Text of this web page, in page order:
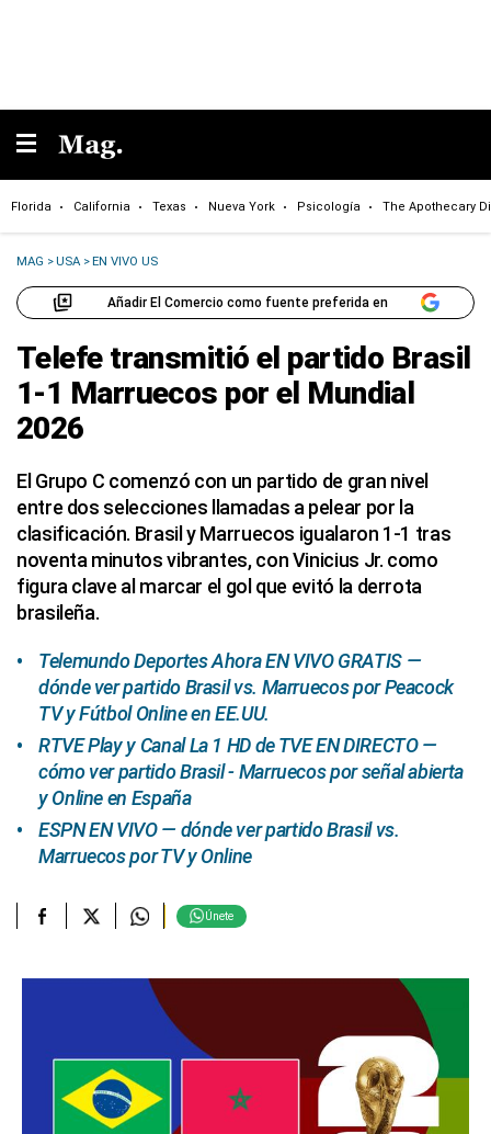
Florida California Texas Nueva York Psicología The Apothecary
MAG >USA >EN VIVO US
Añadir El Comercio como fuente preferida en
Telefe transmitió el partido Brasil
1-1 Marruecos por el Mundial
2026
El Grupo C comenzó con un partido de gran nivel
entre dos selecciones llamadas a pelear por la
clasificación. Brasil y Marruecos igualaron 1-1 tras
noventa minutos vibrantes, con Vinicius Jr. como
figura clave al marcar el gol que evitó la derrota
brasileña.
Telemundo Deportes Ahora EN VIVO GRATIS —
dónde ver partido Brasil vs. Marruecos por Peacock
TV y Fútbol Online en EE.UU.
RTVE Play y Canal La 1 HD de TVE EN DIRECTO —
cómo ver partido Brasil - Marruecos por señal abierta
y Online en España
ESPN EN VIVO — dónde ver partido Brasil vs.
Marruecos por TV y Online
Únete